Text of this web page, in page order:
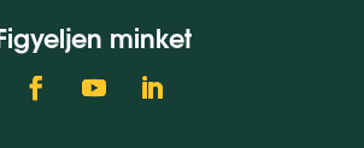
minket